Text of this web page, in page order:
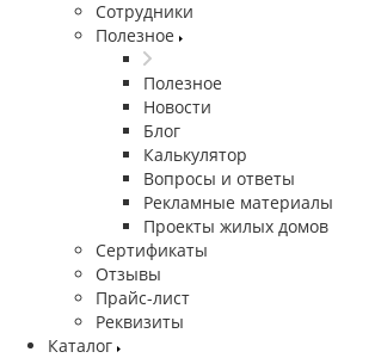
Сотрудники
Полезное
Полезное
Новости
Блог
Калькулятор
Вопросы и ответы
Рекламные материалы
Проекты жилых домов
Сертификаты
Отзывы
Прайс-лист
Реквизиты
Каталог